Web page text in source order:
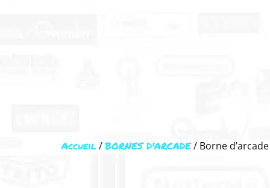
Accueil /BORNES D'ARCADE/ Borne